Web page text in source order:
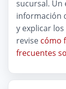
sucursal. Un
información
y explicar
revise cómo
frecuentes